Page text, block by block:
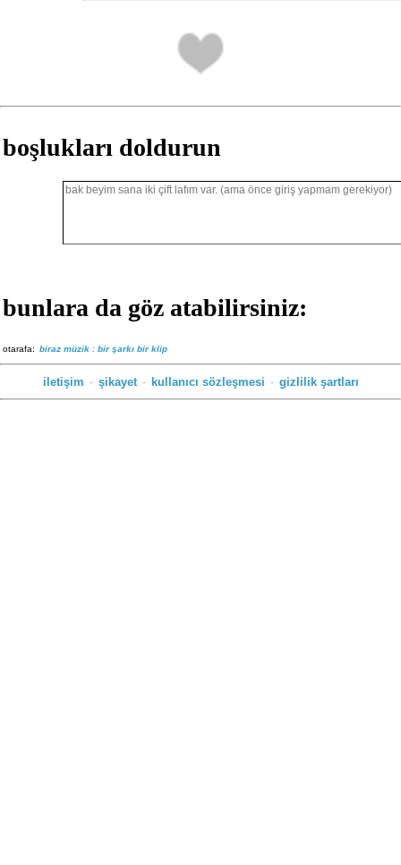
boşlukları doldurun
bunlara da göz atabilirsiniz:
otarafa: biraz müzik : bir şarkı bir klip
iletişim - şikayet - kullanıcı sözleşmesi - gizlilik şartları